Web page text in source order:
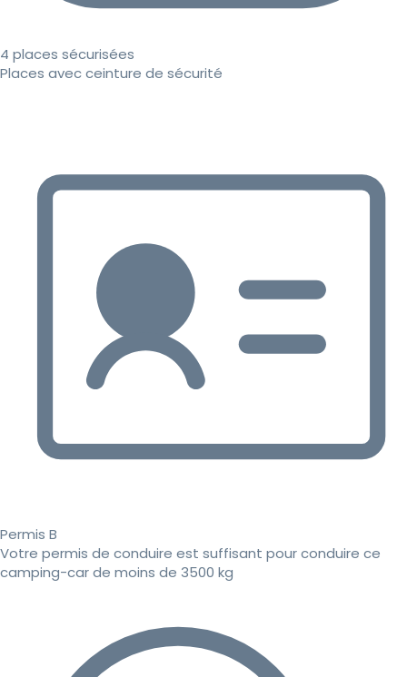
4 places sécurisées
Places avec ceinture de sécurité
Permis B
Votre permis de conduire est suffisant pour conduire ce
camping-car de moins de 3500 kg